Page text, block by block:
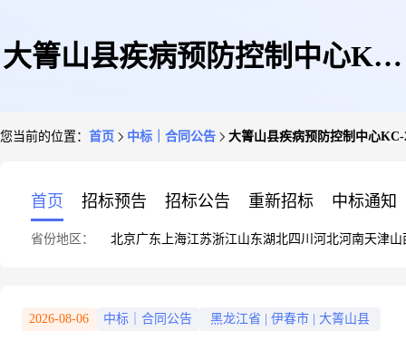
大箐山县疾病预防控制中心KC-
您当前的位置： 首页 中标｜合同公告 大箐山县疾病预防控制中心KC-
首页 招标预告 招标公告 重新招标 中标通知
省份地区： 北京广东 上海江苏浙江山东湖北四川 河北河南天津山
2026-08-06 中标｜合同公告 黑龙江省 伊春市 大箐山县